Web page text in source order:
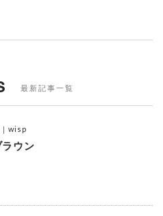
最新記事一覧
｜wisp
ラウン